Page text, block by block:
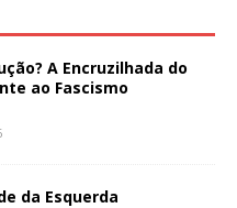
A Encruzilhada do
ao Fascismo
da Esquerda